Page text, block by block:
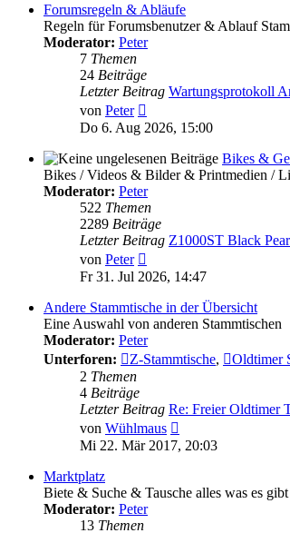
Forumsregeln & Abläufe
Regeln für Forumsbenutzer & Ablauf
Moderator: Peter
7 Themen
24 Beiträge
Letzter Beitrag Wartungsprotokoll
von Peter
Beitrag
Do 6. Aug 2026, 15:00
Bikes &
Bikes / Videos & Bilder & Printmedien /
Moderator: Peter
522 Themen
2289 Beiträge
Letzter Beitrag Z1000ST Black
von Peter
Beitrag
Fr 31. Jul 2026, 14:47
Andere Stammtische in der Übersicht
Eine Auswahl von anderen Stammtischen
Moderator: Peter
Unterforen:
Z-Stammtische,
Oldtimer
2 Themen
4 Beiträge
Letzter Beitrag Re: Freier Oldtimer
von Wühlmaus
Beitrag
Mi 22. Mär 2017, 20:03
Marktplatz
Biete & Suche & Tausche alles was es gibt
Moderator: Peter
13 Themen